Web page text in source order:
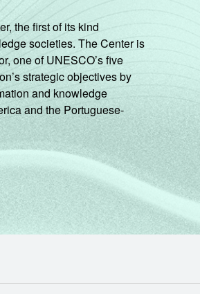
the first of its kind
societies. The Center is
one of UNESCO’s five
strategic objectives by
and knowledge
and the Portuguese-